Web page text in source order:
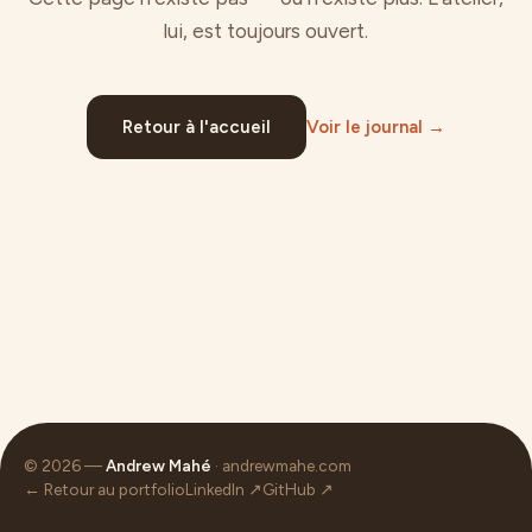
lui, est toujours ouvert.
Retour à l'accueil Voir le journal →
© 2026 —Andrew Mahé · andrewmahe.com
← Retour au portfolioLinkedIn ↗GitHub ↗